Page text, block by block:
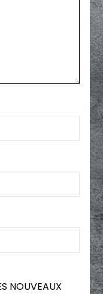
NOUVEAUX